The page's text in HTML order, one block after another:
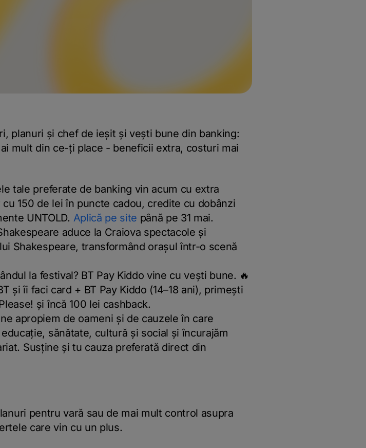
planuri și chef de ieșit și vești bune din banking:
mult din ce-ți place - beneficii extra, costuri mai
tale preferate de banking vin acum cu extra
150 de lei în puncte cadou, credite cu dobânzi
UNTOLD. Aplică pe site până pe 31 mai.
aduce la Craiova spectacole și
Shakespeare, transformând orașul într-o scenă
la festival? BT Pay Kiddo vine cu vești bune. 🔥
și îi faci card + BT Pay Kiddo (14–18 ani), primești
și încă 100 lei cashback.
apropiem de oameni și de cauzele în care
sănătate, cultură și social și încurajăm
Susține și tu cauza preferată direct din
pentru vară sau de mai mult control asupra
care vin cu un plus.